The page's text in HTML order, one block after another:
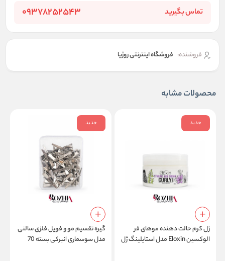
تماس بگیرید 09378252543
فروشنده: فروشگاه اینترنتی روژیا
محصولات مشابه
جدید
ژل کرم حالت دهنده موهای فر
الوکسین Eloxin مدل استایلینگ ژل
جدید
گیره تقسیم مو و فویل فلزی سالنی
مدل سوسماری انبرکی بسته 70